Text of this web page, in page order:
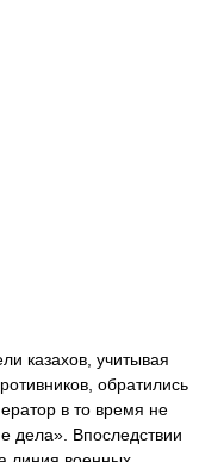
казахов, учитывая
обратились
в то время не
дела». Впоследствии